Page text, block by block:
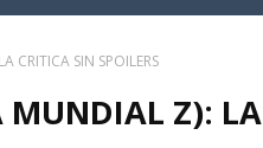
CRITICA SIN SPOILERS
MUNDIAL Z): LA